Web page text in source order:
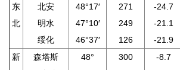
东
北
北安
明水
绥化
48°17′
47°10′
46°37′
271
249
126
-24.7
-21.1
-21.9
新
森塔斯
48°
300
-8.7